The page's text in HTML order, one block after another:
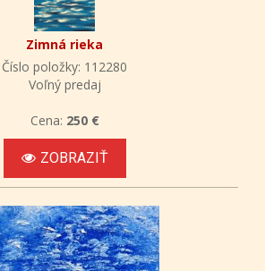
Zimná rieka
Číslo položky: 112280
Voľný predaj
Cena: 250 €
ZOBRAZIŤ